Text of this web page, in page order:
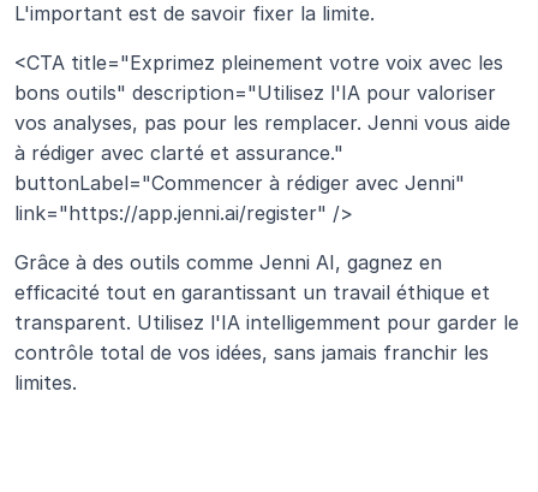
L'important est de savoir fixer la limite.
<CTA title="Exprimez pleinement votre voix avec les
bons outils" description="Utilisez l'IA pour valoriser
vos analyses, pas pour les remplacer. Jenni vous aide
à rédiger avec clarté et assurance."
buttonLabel="Commencer à rédiger avec Jenni"
link="https://app.jenni.ai/register" />
Grâce à des outils comme Jenni AI, gagnez en
efficacité tout en garantissant un travail éthique et
transparent. Utilisez l'IA intelligemment pour garder le
contrôle total de vos idées, sans jamais franchir les
limites.